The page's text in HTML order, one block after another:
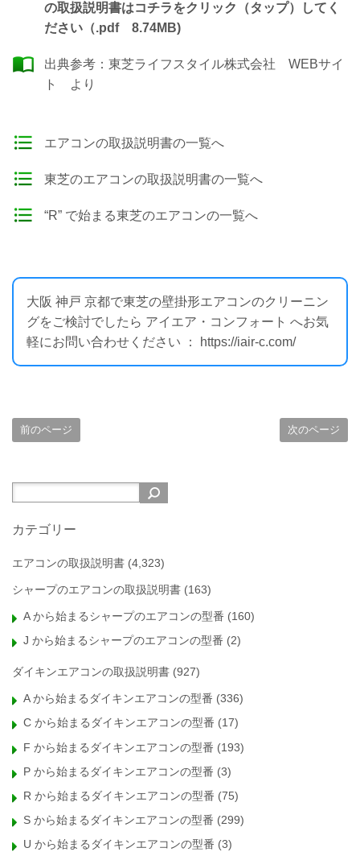
の取扱説明書はコチラをクリック（タップ）してく
ださい（.pdf 8.74MB)
出典参考： 東芝ライフスタイル株式会社 WEBサイ
ト
より
エアコンの取扱説明書の一覧へ
東芝のエアコンの取扱説明書の一覧へ
“R” で始まる東芝のエアコンの一覧へ
大阪 神戸 京都で東芝の壁掛形エアコンのクリーニン
グをご検討でしたら アイエア・コンフォート へお気
軽にお問い合わせください ： https://iair-c.com/
前のページ 次のページ
カテゴリー
エアコンの取扱説明書 (4,323)
シャープのエアコンの取扱説明書 (163)
A から始まるシャープのエアコンの型番 (160)
J から始まるシャープのエアコンの型番 (2)
ダイキンエアコンの取扱説明書 (927)
A から始まるダイキンエアコンの型番 (336)
C から始まるダイキンエアコンの型番 (17)
F から始まるダイキンエアコンの型番 (193)
P から始まるダイキンエアコンの型番 (3)
R から始まるダイキンエアコンの型番 (75)
S から始まるダイキンエアコンの型番 (299)
U から始まるダイキンエアコンの型番 (3)